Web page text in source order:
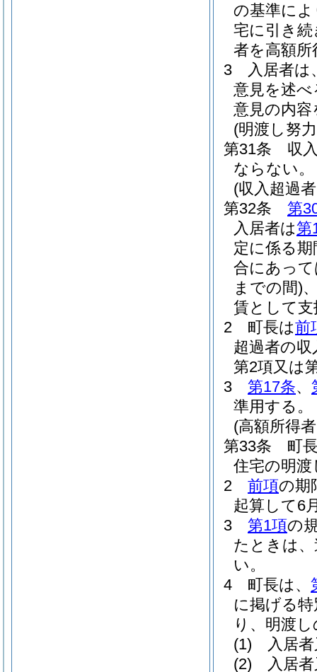
の基準に
宅に引き
者を高額
3
入居者は
意見を述
意見の内
(明渡し努
第31条
収
ならない。
(収入超過
第32条
第
入居者は第
定に係る期
合にあっ
までの間)
賃として
2
町長は前
超過者の
第2項又は
3
第17条、
準用する。
(高額所得
第33条
町
住宅の明
2
前項の期
起算して6
3
第1項の
たときは
い。
4
町長は、
に掲げる
り、明渡
(1)
入居
(2)
入居